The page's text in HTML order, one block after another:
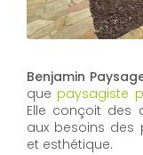
Benjamin
que paysagiste
Elle conçoit des
aux besoins des
et esthétique.